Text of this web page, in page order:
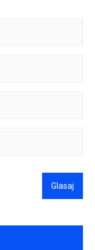
Glasaj